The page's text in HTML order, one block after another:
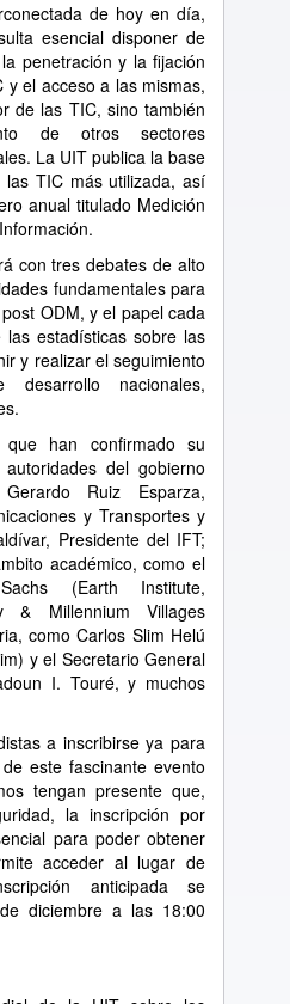
de hoy en día,
esencial disponer de
penetración y la fijación
el acceso a las mismas,
de las TIC, sino también
de otros sectores
La UIT publica la base
TIC más utilizada, así
anual titulado Medición
con tres debates de alto
fundamentales para
ODM, y el papel cada
estadísticas sobre las
y realizar el seguimiento
nacionales,
han confirmado su
del gobierno
Ruiz Esparza,
y Transportes y
Presidente del IFT;
académico, como el
(Earth Institute,
& Millennium Villages
como Carlos Slim Helú
y el Secretario General
I. Touré, y muchos
a inscribirse ya para
este fascinante evento
tengan presente que,
la inscripción por
para poder obtener
acceder al lugar de
anticipada se
diciembre a las 18:00